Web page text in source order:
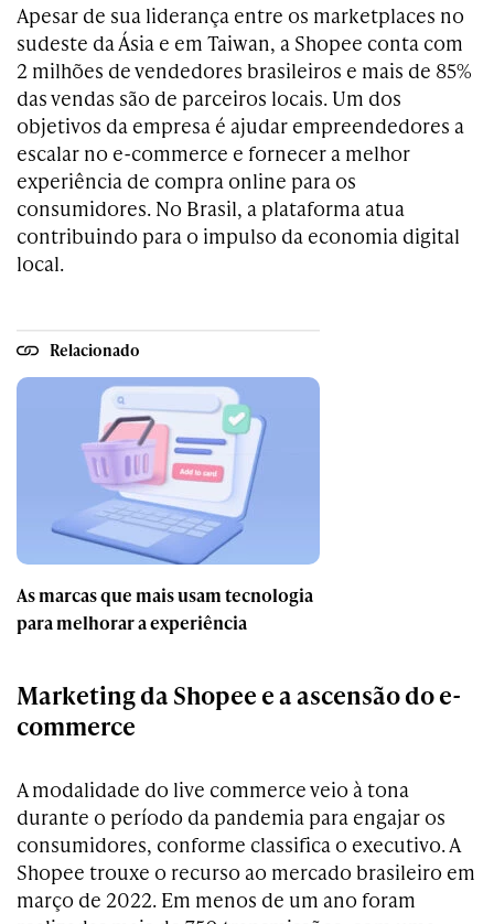
Apesar de sua liderança entre os marketplaces no
sudeste da Ásia e em Taiwan, a Shopee conta com
2 milhões de vendedores brasileiros e mais de 85%
das vendas são de parceiros locais. Um dos
objetivos da empresa é ajudar empreendedores a
escalar no e-commerce e fornecer a melhor
experiência de compra online para os
consumidores. No Brasil, a plataforma atua
contribuindo para o impulso da economia digital
local.
Relacionado
As marcas que mais usam tecnologia
para melhorar a experiência
Marketing da Shopee e a ascensão do e-
commerce
A modalidade do live commerce veio à tona
durante o período da pandemia para engajar os
consumidores, conforme classifica o executivo. A
Shopee trouxe o recurso ao mercado brasileiro em
março de 2022. Em menos de um ano foram